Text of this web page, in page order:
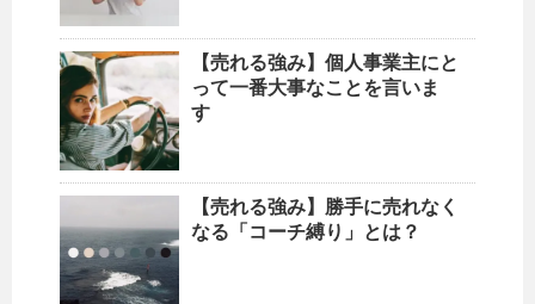
【売れる強み】個人事業主にと
って一番大事なことを言いま
す
【売れる強み】勝手に売れなく
なる「コーチ縛り」とは？